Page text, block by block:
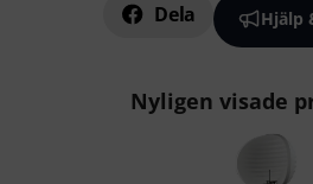
Dela Hjälp
Nyligen visade